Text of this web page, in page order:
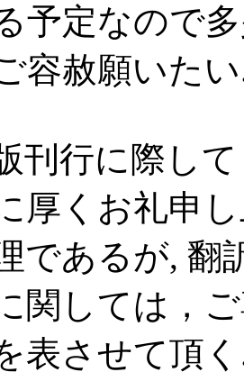
予定なので
容赦願いた
刊行に際し
厚くお礼申
であるが, 翻
関しては，
表させて頂